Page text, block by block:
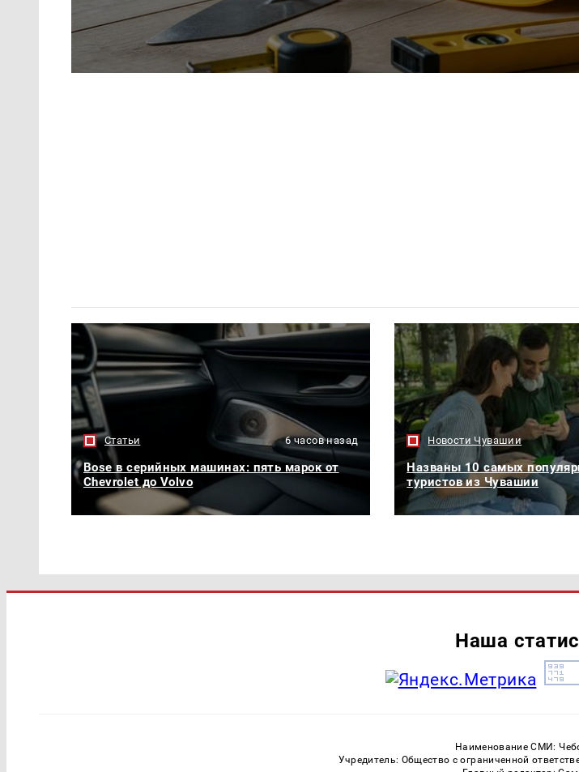
Статьи 6 часов назад
Bose в серийных машинах: пять марок от
Chevrolet до Volvo
Новости Чувашии
Названы 10 самых
туристов из Чувашии
Наша
Наименование СМИ:
Учредитель: Общество с ограниченной